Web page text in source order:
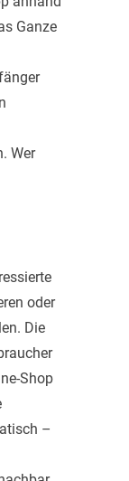
Ganze
Wer
oder
Die
Shop
–